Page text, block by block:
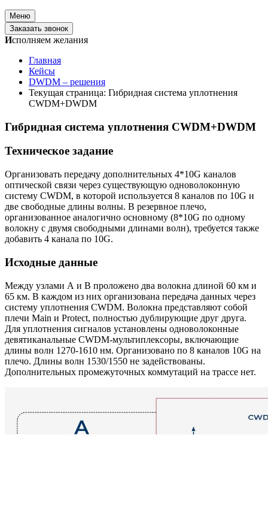
Меню
Заказать звонок
Исполняем желания
Главная
Кейсы
DWDM – решения
Текущая страница: Гибридная система уплотнения
СWDM+DWDM
Гибридная система уплотнения СWDM+DWDM
Техническое задание
Организовать передачу дополнительных 4*10G каналов
оптической связи через существующую одноволоконную
систему CWDM, в которой используется 8 каналов по 10G и
две свободные длины волны. В резервное плечо,
организованное аналогично основному (8*10G по одному
волокну с двумя свободными длинами волн), требуется также
добавить 4 канала по 10G.
Исходные данные
Между узлами А и В проложено два волокна длиной 60 км и
65 км. В каждом из них организована передача данных через
систему уплотнения CWDM. Волокна представляют собой
плечи Main и Protect, полностью дублирующие друг друга.
Для уплотнения сигналов установлены одноволоконные
девятиканальные CWDM-мультиплексоры, включающие
длины волн 1270-1610 нм. Организовано по 8 каналов 10G на
плечо. Длины волн 1530/1550 не задействованы.
Дополнительных промежуточных коммутаций на трассе нет.